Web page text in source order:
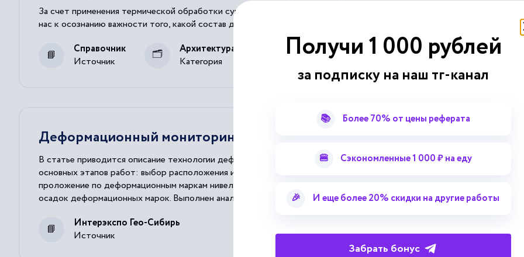
За счет применения термической обработки существенно повышается прочность стали и ее
нас к осознанию важности того, какой состав должна иметь сталь, как и где будут применяться различные
Источник
Справочник
Категория
Архитектура и строительство
Деформационный мониторинг многоэтажного жилого здания в период
В статье приводится описание технологии деформационного геодезического мониторинга многоэтажного жилого
основных этапов работ: выбор расположения исходных реперов и оценка их устойчивости, размещение
проложение по деформационным маркам нивелирных ходов, реализация нескольких циклов геодезических
осадок деформационных марок. Выполнен анализ полученных результатов, позволяющий говорить о том, что на
возможность прогнозирования и вычислены прогнозные значения осадок деформационных марок, которые
полученными в следующем цикле наблюдений.
Источник
Интерэкспо Гео-Сибирь
Получи 1 000 рублей
за подписку на наш тг-канал
📚 Более 70% от цены реферата
🍔 Сэкономленные 1 000 ₽ на еду
🎉 И еще более 20% скидки на другие работы
Забрать бонус